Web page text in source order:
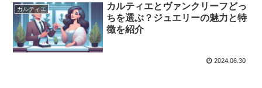
カルティエ
カルティエとヴァンクリーフどっ
ちを選ぶ？ジュエリーの魅力と特
徴を紹介
2024.06.30